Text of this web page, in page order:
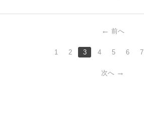
前へ
1 2 3 4 5 6 7
次へ